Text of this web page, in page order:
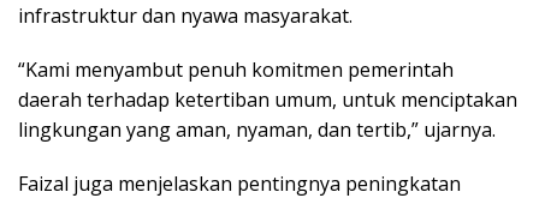
infrastruktur dan nyawa masyarakat.
“Kami menyambut penuh komitmen pemerintah
daerah terhadap ketertiban umum, untuk menciptakan
lingkungan yang aman, nyaman, dan tertib,” ujarnya.
Faizal juga menjelaskan pentingnya peningkatan